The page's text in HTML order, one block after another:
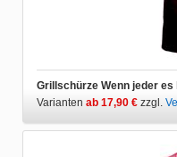
Varianten ab 17,90 € zzgl.